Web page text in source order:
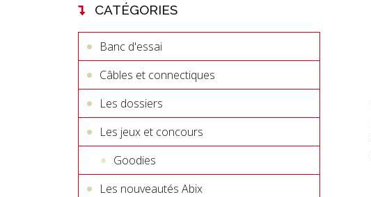
CATÉGORIES
Banc d'essai
Câbles et connectiques
Les dossiers
Les jeux et concours
Goodies
Les nouveautés Abix